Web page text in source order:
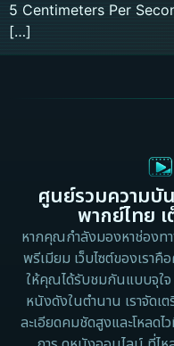
5 Centimeters Per
[…]
ศูนย์รวมความบั
พากย์ไทย
หากคุณกำลังมองหาช่อง
พรีเมียม เว็บไซต์ของเรา
ให้คุณได้รับชมกันแบบจุใจ
หนังดังในตำนาน เราจัด
ละเอียดคมชัดสูงและโหลด